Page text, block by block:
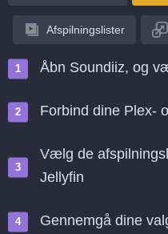
Afspilningslister
Åbn Soundiiz, og
Forbind dine Plex-
Vælg de
Jellyfin
Gennemgå dine